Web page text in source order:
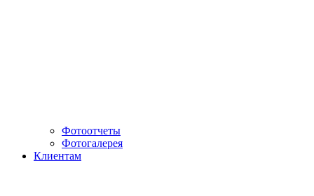
Фотоотчеты
Фотогалерея
Клиентам